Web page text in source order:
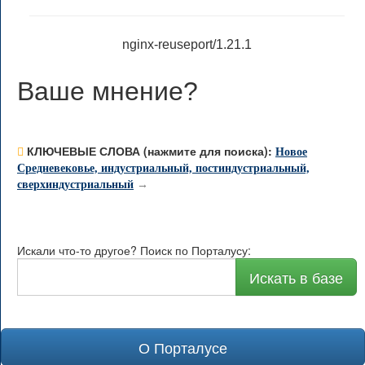
nginx-reuseport/1.21.1
Ваше мнение?
КЛЮЧЕВЫЕ СЛОВА (нажмите для поиска): Новое
Средневековье, индустриальный, постиндустриальный,
сверхиндустриальный →
Искали что-то другое? Поиск по Порталусу:
Искать в базе
О Порталусе